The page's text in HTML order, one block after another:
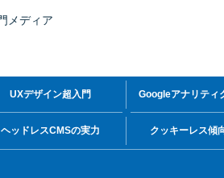
メディア
UXデザイン超入門 Googleアナリティ
ヘッドレスCMSの実力 クッキーレス傾